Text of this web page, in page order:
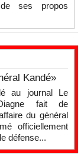
ses propos
Kandé»
au journal Le
fait de
du général
officiellement
défense...